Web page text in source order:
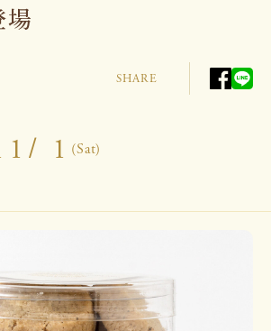
場
SHARE
1 (Sat)